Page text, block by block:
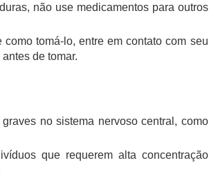
não use medicamentos para outros
tomá-lo, entre em contato com seu
de tomar.
no sistema nervoso central, como
que requerem alta concentração